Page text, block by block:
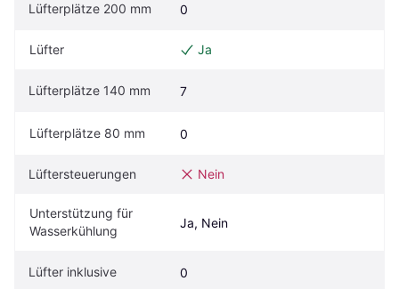
Lüfterplätze 200 mm 0
Lüfter Ja
Lüfterplätze 140 mm 7
Lüfterplätze 80 mm 0
Lüftersteuerungen Nein
Unterstützung für
Wasserkühlung
Ja, Nein
Lüfter inklusive 0